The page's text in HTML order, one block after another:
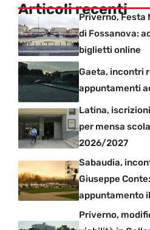
Articoli recenti
Priverno, Festa
di Fossanova:
biglietti online
Gaeta, incontri
appuntamenti
Latina,
per mensa
2026/2027
Sabaudia,
Giuseppe Conte:
appuntamento
Priverno,